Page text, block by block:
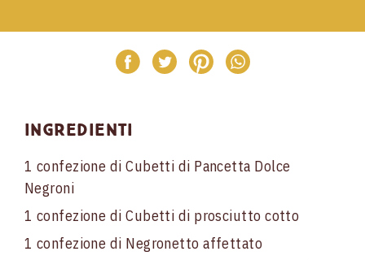
Ingredienti
1 confezione di Cubetti di Pancetta Dolce
Negroni
1 confezione di Cubetti di prosciutto cotto
1 confezione di Negronetto affettato